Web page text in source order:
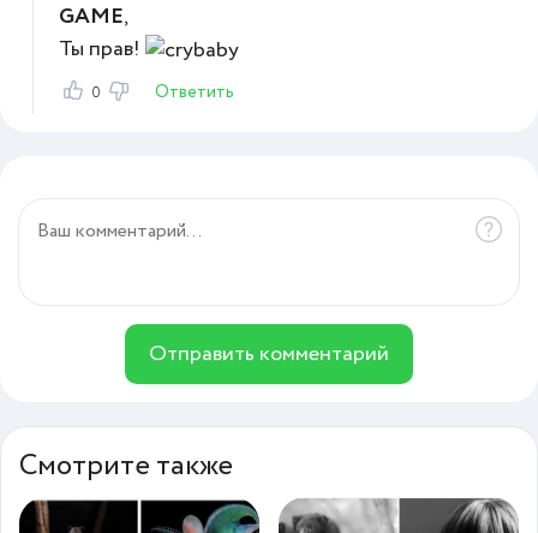
GAME,
Ты прав!
0 Ответить
Отправить комментарий
Смотрите также